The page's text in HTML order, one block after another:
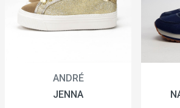
ANDRÉ
JENNA